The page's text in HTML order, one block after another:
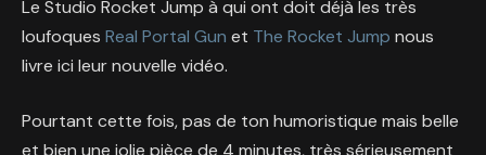
Le Studio Rocket Jump à qui ont doit déjà les très
loufoques Real Portal Gun et The Rocket Jump nous
livre ici leur nouvelle vidéo.
Pourtant cette fois, pas de ton humoristique mais belle
et bien une jolie pièce de 4 minutes, très sérieusement